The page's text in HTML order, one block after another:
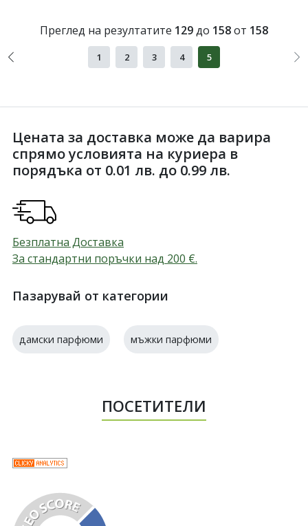
Преглед на резултатите 129до 158от 158
1 2 3 4 5
Цената за доставка може да варира
спрямо условията на куриера в
порядъка от 0.01 лв. до 0.99 лв.
Безплатна Доставка
За стандартни поръчки над 200 €.
Пазарувай от категории
дамски парфюми мъжки парфюми
ПОСЕТИТЕЛИ